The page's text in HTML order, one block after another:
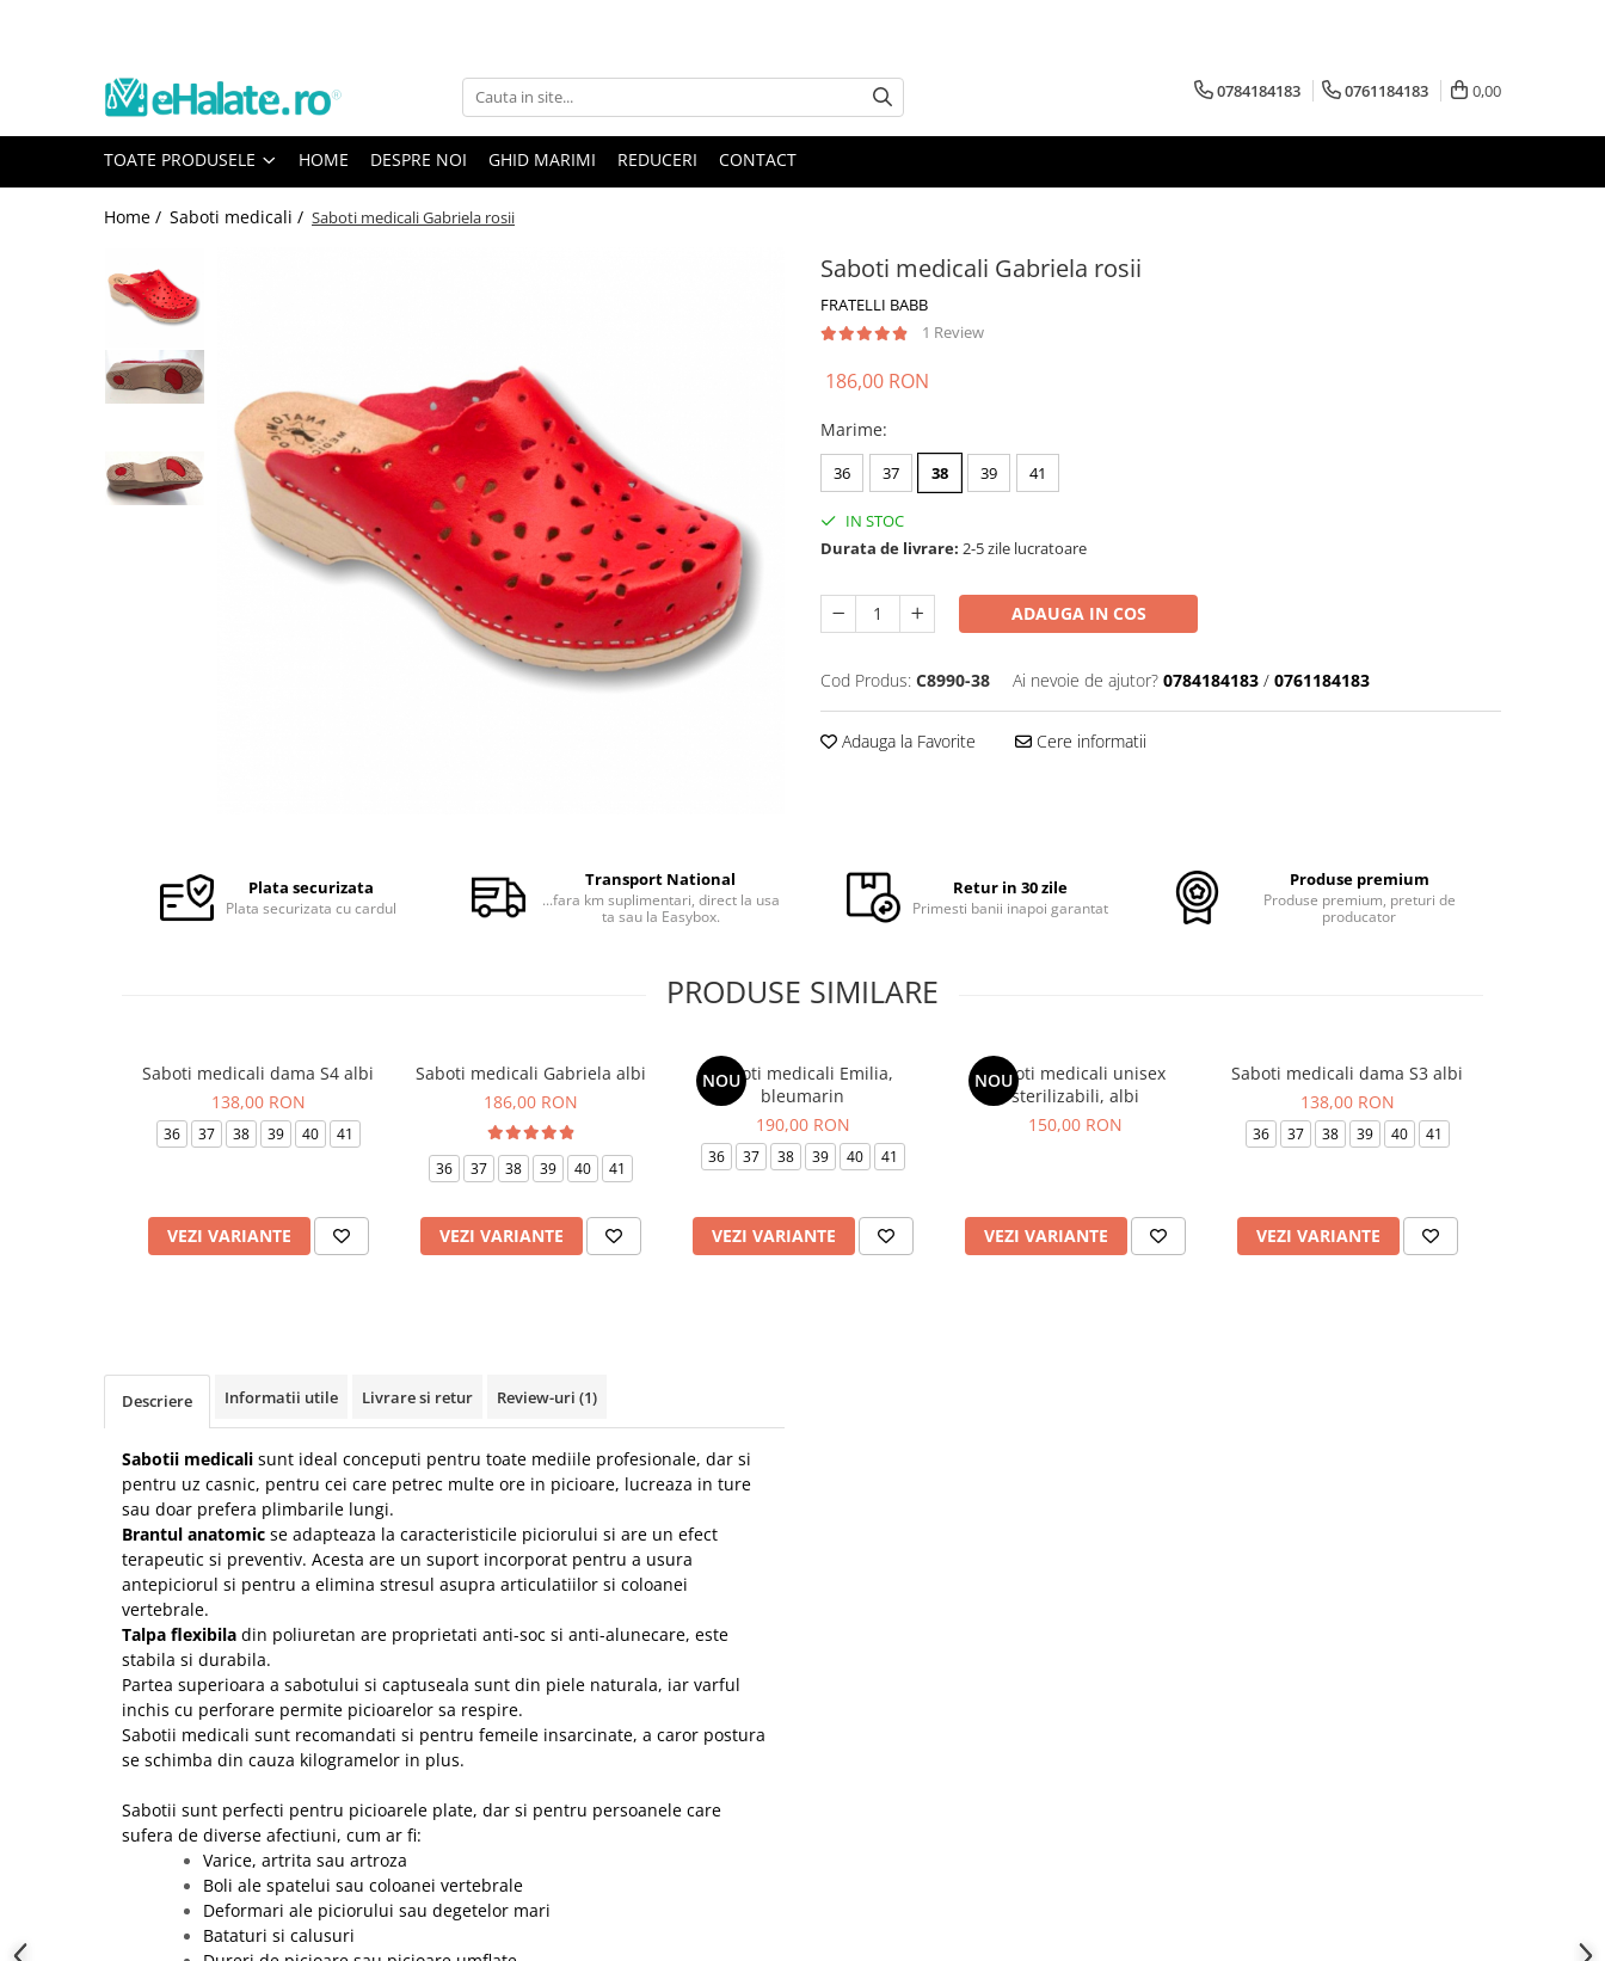
Toate Produsele
Bluze Unisex
Bluze Medicale
Bluze unisex cu imprimeuri
Bluze medicale uni
Bluze Maria
Sarafane medicale
Halate medicale polar - unisex
0784184183 0761184183 0,00
TOATE PRODUSELE HOME DESPRE NOI GHID MARIMI REDUCERI CONTACT
Home / Saboti medicali / Saboti medicali Gabriela rosii
Saboti medicali Gabriela rosii
FRATELLI BABB
1 Review
Facebook
186,00 RON
Marime:
36 37 38 39 41
IN STOC
Durata de livrare: 2-5 zile lucratoare
ADAUGA IN COS
Cod Produs: C8990-38 Ai nevoie de ajutor? 0784184183 / 0761184183
Adauga la Favorite Cere informatii
Plata securizata
Plata securizata cu cardul
Transport National
...fara km suplimentari, direct la usa
ta sau la Easybox.
Retur in 30 zile
Primesti banii inapoi garantat
Produse premium
Produse premium, preturi de
producator
PRODUSE SIMILARE
Saboti medicali dama S4 albi
138,00 RON
36 37 38 39 40 41
VEZI VARIANTE
Saboti medicali Gabriela albi
186,00 RON
36 37 38 39 40 41
VEZI VARIANTE
NOU
Saboti medicali Emilia,
bleumarin
190,00 RON
36 37 38 39 40 41
VEZI VARIANTE
NOU
Saboti medicali unisex
sterilizabili, albi
150,00 RON
VEZI VARIANTE
Saboti medicali dama S3 albi
138,00 RON
36 37 38 39 40 41
VEZI VARIANTE
Descriere Informatii utile Livrare si retur Review-uri (1)
Sabotii medicali sunt ideal conceputi pentru toate mediile profesionale, dar si
pentru uz casnic, pentru cei care petrec multe ore in picioare, lucreaza in ture
sau doar prefera plimbarile lungi.
Brantul anatomic se adapteaza la caracteristicile piciorului si are un efect
terapeutic si preventiv. Acesta are un suport incorporat pentru a usura
antepiciorul si pentru a elimina stresul asupra articulatiilor si coloanei
vertebrale.
Talpa flexibila din poliuretan are proprietati anti-soc si anti-alunecare, este
stabila si durabila.
Partea superioara a sabotului si captuseala sunt din piele naturala, iar varful
inchis cu perforare permite picioarelor sa respire.
Sabotii medicali sunt recomandati si pentru femeile insarcinate, a caror postura
se schimba din cauza kilogramelor in plus.
Sabotii sunt perfecti pentru picioarele plate, dar si pentru persoanele care
sufera de diverse afectiuni, cum ar fi:
Varice, artrita sau artroza
Boli ale spatelui sau coloanei vertebrale
Deformari ale piciorului sau degetelor mari
Bataturi si calusuri